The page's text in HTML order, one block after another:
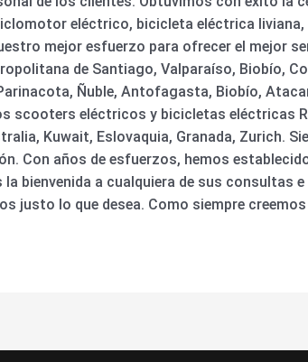
eléctrico, bicicleta eléctrica
mejor esfuerzo para ofrecer el mejor
de Santiago, Valparaíso, Biobío,
Ñuble, Antofagasta, Biobío,
scooters eléctricos y bicicletas eléctricas
Kuwait, Eslovaquia, Granada, Zurich.
Con años de esfuerzos, hemos
bienvenida a cualquiera de sus consultas
justo lo que desea. Como siempre